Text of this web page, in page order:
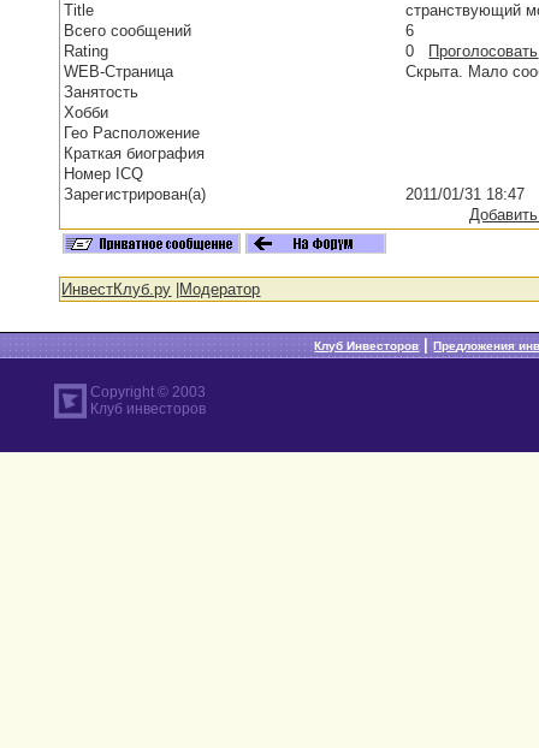
Title
странствующий
Всего сообщений
6
Rating
0 Проголосовать
WEB-Страница
Скрыта. Мало
Занятость
Хобби
Гео Расположение
Краткая биография
Номер ICQ
Зарегистрирован(а)
2011/01/31 18:47
ИнвестКлуб.ру Модератор
Клуб Инвесторов|Предложения
Copyright © 2003
Клуб инвесторов